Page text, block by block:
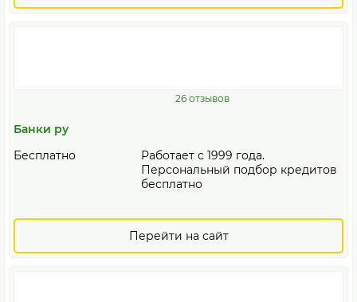
26 отзывов
Банки ру
Бесплатно
Работает с 1999 года.
Персональный подбор кредитов
бесплатно
Перейти на сайт